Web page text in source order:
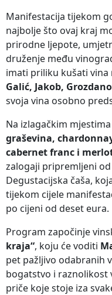
Manifestacija tijekom
najbolje što ovaj kraj
prirodne ljepote,
druženje među
imati priliku kušati
Galić, Jakob,
svoja vina osobno
Na izlagačkim
graševina,
cabernet franc i
zalogaji pripremljeni
Degustacijska čaša,
tijekom cijele
po cijeni od deset eura.
Program započinje
kraja“, koju će voditi
pet pažljivo odabranih
bogatstvo i raznolikost
priče koje stoje iza